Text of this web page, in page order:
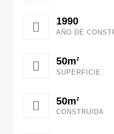
1990
AÑO DE
50m2
SUPERFICIE
50m2
CONSTRUIDA